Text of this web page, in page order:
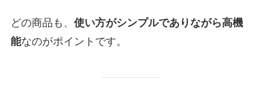
どの商品も、 使い方がシンプルでありながら高機
能なのがポイントです。